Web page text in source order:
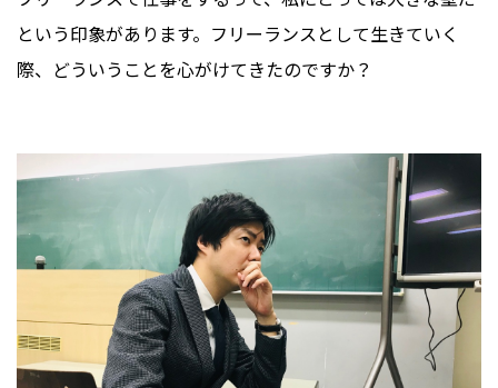
という印象があります。フリーランスとして生きていく
際、どういうことを心がけてきたのですか？